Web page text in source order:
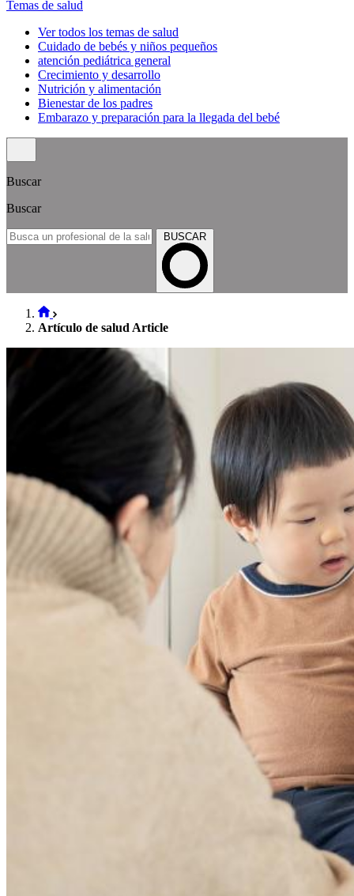
Temas de salud
Ver todos los temas de salud
Cuidado de bebés y niños pequeños
atención pediátrica general
Crecimiento y desarrollo
Nutrición y alimentación
Bienestar de los padres
Embarazo y preparación para la llegada del bebé
Buscar
Buscar
BUSCAR
Artículo de salud Article